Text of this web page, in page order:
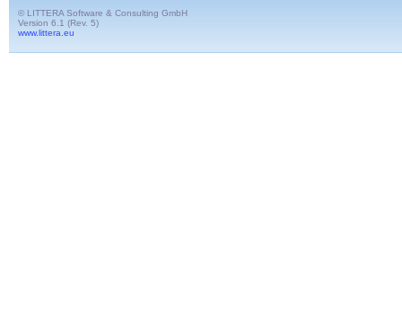
© LITTERA Software & Consulting GmbH
Version 6.1 (Rev. 5)
www.littera.eu